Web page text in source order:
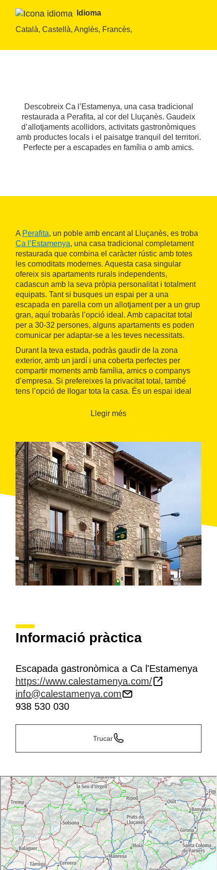
Idioma
Català, Castellà, Anglès, Francès,
Descobreix Ca l’Estamenya, una casa tradicional
restaurada a Perafita, al cor del Lluçanès. Gaudeix
d’allotjaments acollidors, activitats gastronòmiques
amb productes locals i el paisatge tranquil del territori.
Perfecte per a escapades en família o amb amics.
A Perafita, un poble amb encant al Lluçanès, es troba
Ca l’Estamenya, una casa tradicional completament
restaurada que combina el caràcter rústic amb totes
les comoditats modernes. Aquesta casa singular
ofereix sis apartaments rurals independents,
cadascun amb la seva pròpia personalitat i totalment
equipats. Tant si busques un espai per a una
escapada en parella com un allotjament per a un grup
gran, aquí trobaràs l’opció ideal. Amb capacitat total
per a 30-32 persones, alguns apartaments es poden
comunicar per adaptar-se a les teves necessitats.
Durant la teva estada, podràs gaudir de la zona
exterior, amb un jardí i una coberta perfectes per
compartir moments amb família, amics o companys
d’empresa. Si prefereixes la privacitat total, també
tens l’opció de llogar tota la casa. És un espai ideal
reunions de treball en un entorn tranquil i inspirador.
gastronòmiques que et connectaran amb els sabors
autèntics del territori. Una de les propostes més
especials és la visita a l’Agrobotiga del Lluçanès, on
podràs degustar i comprar les famoses coques de
Perafita i altres productes artesanals de la zona.
Aquestes coques són tot un símbol de la regió, i
tastar-les forma part de l’encant de la teva estada.
A més, podràs explorar el paisatge del Lluçanès, amb
la seva tranquil·litat i bellesa que conviden a
desconnectar i gaudir del moment. Vine, descobreix i
gaudeix!
Llegir més
Informació pràctica
Escapada gastronòmica a Ca l'Estamenya
https://www.calestamenya.com/
info@calestamenya.com
938 530 030
Trucar